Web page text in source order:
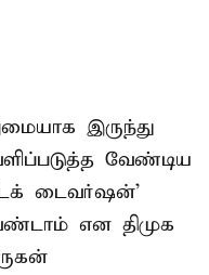
இருந்து
வேண்டிய
டைவர்ஷன்’
என திமுக